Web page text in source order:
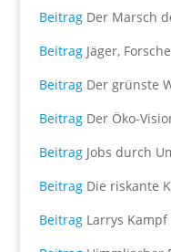
BeitragDer Marsch
BeitragJäger,
BeitragDer grünste
BeitragDer Öko-
BeitragJobs durch
BeitragDie riskante
Beitrag Larrys